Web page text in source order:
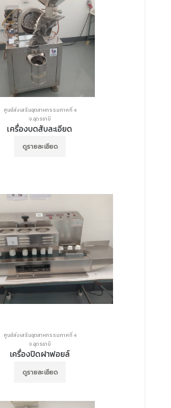
ศูนย์ส่งเสริมอุตสาหกรรมภาคที่ 4
จ.อุดรธานี
เครื่องบดสับละเอียด
ดูรายละเอียด
ศูนย์ส่งเสริมอุตสาหกรรมภาคที่ 4
จ.อุดรธานี
เครื่องปิดฝาฟอยล์
ดูรายละเอียด